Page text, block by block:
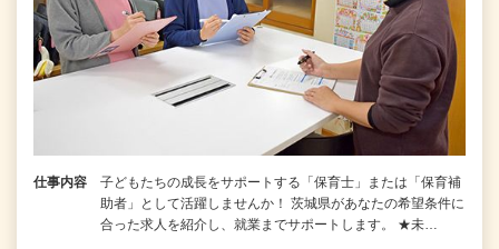
仕事内容
子どもたちの成長をサポートする「保育士」または「保育補
助者」として活躍しませんか！ 茨城県があなたの希望条件に
合った求人を紹介し、就業までサポートします。 ★未…